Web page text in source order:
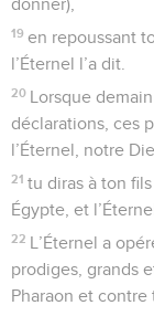
donner),
19 en repoussant
l’Éternel l’a dit.
20 Lorsque
déclarations, ces
l’Éternel, notre
21 tu diras à ton
Égypte, et
22 L’Éternel a
prodiges, grands
Pharaon et contre